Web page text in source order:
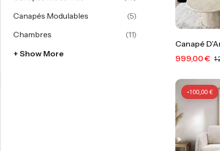
Canapé
999,00€ 1
-100,00€
Canapés Modulables
(5)
Chambres
(11)
+ Show More